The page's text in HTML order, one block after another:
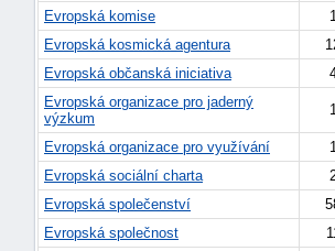
Evropská komise
Evropská kosmická agentura
Evropská občanská iniciativa
Evropská organizace pro jaderný
výzkum
Evropská organizace pro využívání
Evropská sociální charta
Evropská společenství
Evropská společnost